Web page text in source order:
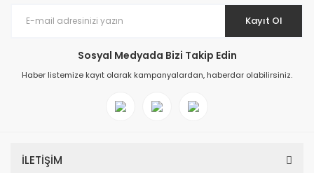
Kayıt Ol
Sosyal Medyada Bizi Takip Edin
Haber listemize kayıt olarak kampanyalardan, haberdar olabilirsiniz.
İLETİŞİM